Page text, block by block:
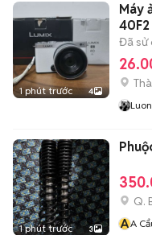
1 phút trước 4
Máy
40F2
Đã sử
1 phút trước 3
Q.
AA